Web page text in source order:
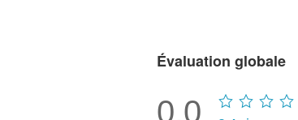
Évaluation globale
0.0